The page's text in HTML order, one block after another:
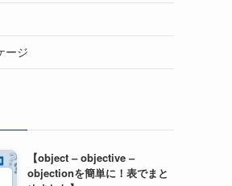
ージ
【object – objective –
objectionを簡単に！表でまと